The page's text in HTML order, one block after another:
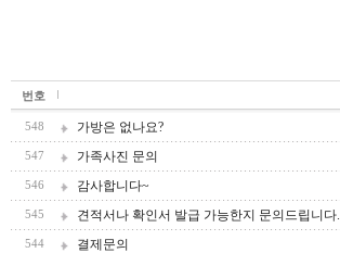
번호
548 가방은 없나요?
547 가족사진 문의
546 감사합니다~
545 견적서나 확인서 발급 가능한지 문의드립니다.
544 결제문의